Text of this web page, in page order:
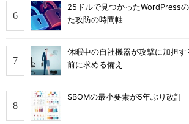
25ドルで見つかったWordPress
た攻防の時間軸
休暇中の自社機器が攻撃に加担
前に求める備え
SBOMの最小要素が5年ぶり改